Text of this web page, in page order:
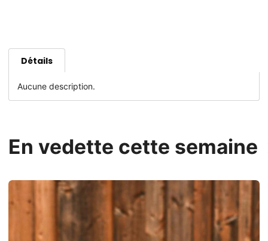
Détails
Aucune description.
En vedette cette semaine